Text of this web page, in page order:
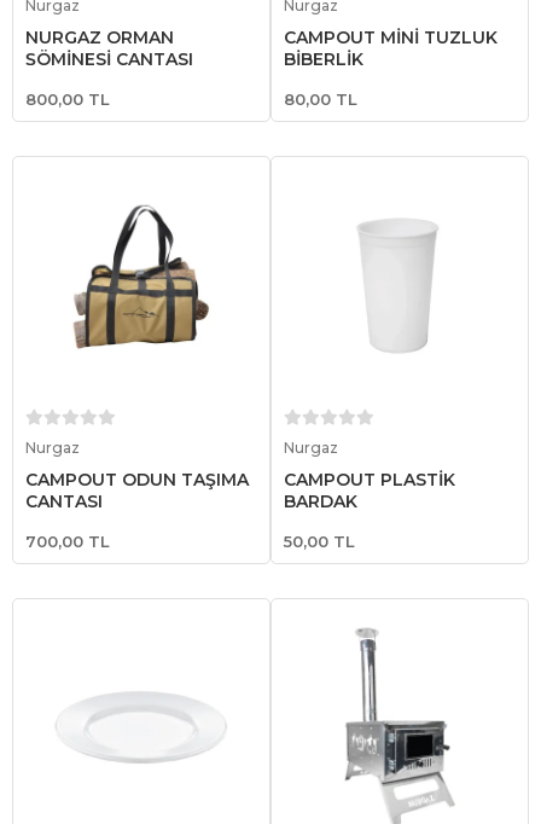
Nurgaz
NURGAZ ORMAN
ŞÖMİNESİ ÇANTASI
800,00 TL
Nurgaz
CAMPOUT MİNİ TUZLUK
BİBERLİK
80,00 TL
Nurgaz
CAMPOUT ODUN TAŞIMA
ÇANTASI
700,00 TL
Nurgaz
CAMPOUT PLASTİK
BARDAK
50,00 TL